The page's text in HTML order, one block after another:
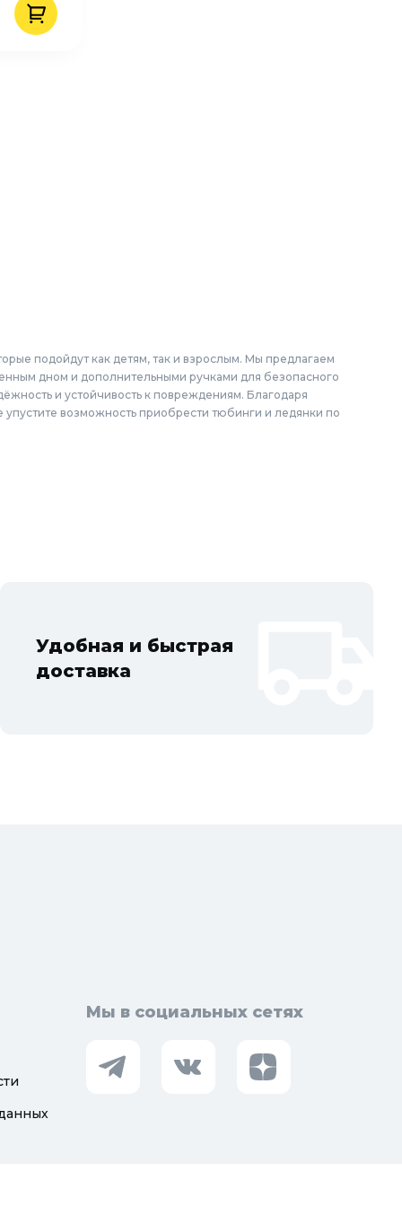
подойдут как детям, так и взрослым. Мы предлагаем
дном и дополнительными ручками для безопасного
и устойчивость к повреждениям. Благодаря
возможность приобрести тюбинги и ледянки по
Удобная и быстрая
доставка
Мы в социальных сетях